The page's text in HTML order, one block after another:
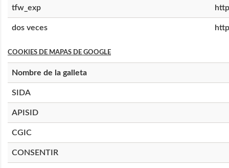
tfw_exp
dos veces
COOKIES DE MAPAS DE GOOGLE
Nombre de la galleta
SIDA
APISID
CGIC
CONSENTIR